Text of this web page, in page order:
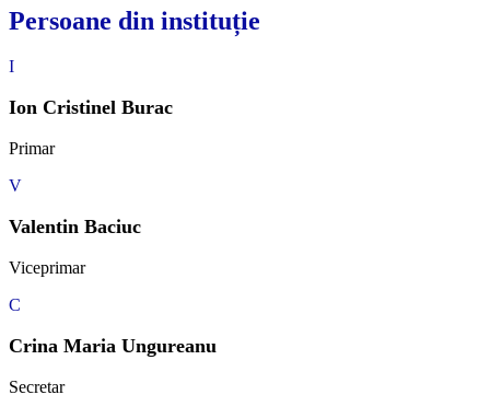
Persoane din instituție
I
Ion Cristinel Burac
Primar
V
Valentin Baciuc
Viceprimar
C
Crina Maria Ungureanu
Secretar